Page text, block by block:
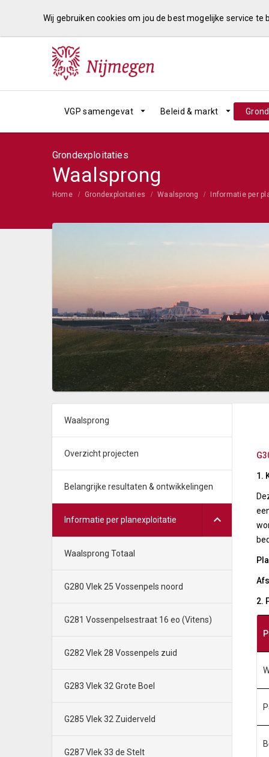
Wij gebruiken cookies om jou de best mogelijke service
VGP samengevat Beleid & markt
Grondexploitaties
Waalsprong
Home Grondexploitaties Waalsprong Informatie per
Waalsprong
Overzicht projecten
Belangrijke resultaten & ontwikkelingen
Informatie per planexploitatie
Waalsprong Totaal
G280 Vlek 25 Vossenpels noord
G281 Vossenpelsestraat 16 eo (Vitens)
G282 Vlek 28 Vossenpels zuid
G283 Vlek 32 Grote Boel
G285 Vlek 32 Zuiderveld
G287 Vlek 33 de Stelt
1.
2.